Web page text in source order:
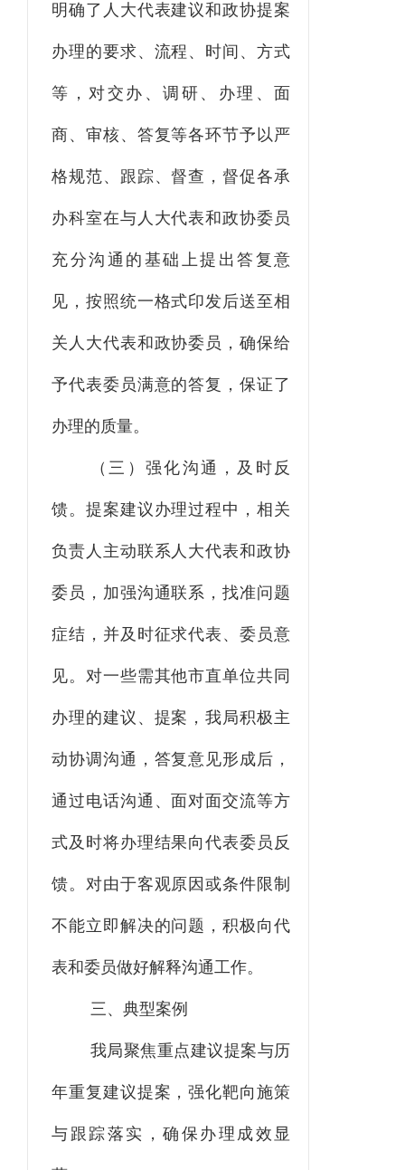
明确了人大代表建议和政协提案
办理的要求、流程、时间、方式
等，对交办、调研、办理、面
商、审核、答复等各环节予以严
格规范、跟踪、督查，督促各承
办科室在与人大代表和政协委员
充分沟通的基础上提出答复意
见，按照统一格式印发后送至相
关人大代表和政协委员，确保给
予代表委员满意的答复，保证了
办理的质量。
（三）强化沟通，及时反
馈。 提案建议办理过程中，相关
负责人主动联系人大代表和政协
委员，加强沟通联系，找准问题
症结，并及时征求代表、委员意
见。对一些需其他市直单位共同
办理的建议、提案，我局积极主
动协调沟通，答复意见形成后，
通过电话沟通、面对面交流等方
式及时将办理结果向代表委员反
馈。对由于客观原因或条件限制
不能立即解决的问题，积极向代
表和委员做好解释沟通工作。
三、典型案例
我局聚焦重点建议提案与历
年重复建议提案，强化靶向施策
与跟踪落实，确保办理 成效显